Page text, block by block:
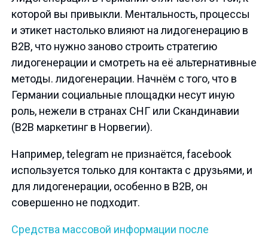
которой вы привыкли. Ментальность, процессы
и этикет настолько влияют на лидогенерацию в
B2B, что нужно заново строить стратегию
лидогенерации и смотреть на её альтернативные
методы. лидогенерации. Начнём с того, что в
Германии социальные площадки несут иную
роль, нежели в странах СНГ или Скандинавии
(В2В маркетинг в Норвегии).
Например, telegram не признаётся, facebook
используется только для контакта с друзьями, и
для лидогенерации, особенно в В2В, он
совершенно не подходит.
Средства массовой информации после